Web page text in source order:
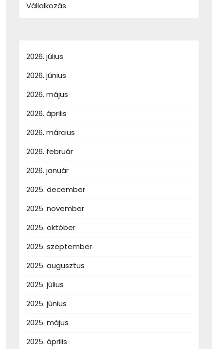
Vállalkozás
2026. július
2026. június
2026. május
2026. április
2026. március
2026. február
2026. január
2025. december
2025. november
2025. október
2025. szeptember
2025. augusztus
2025. július
2025. június
2025. május
2025. április